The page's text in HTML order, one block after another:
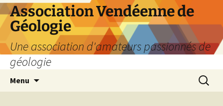
Aller
au
contenu
Association Vendéenne de
Géologie
Une association d'amateurs passionnés de
géologie
Menu